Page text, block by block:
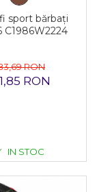
sport bărbați
C1986W2224
RON
RON
IN STOC